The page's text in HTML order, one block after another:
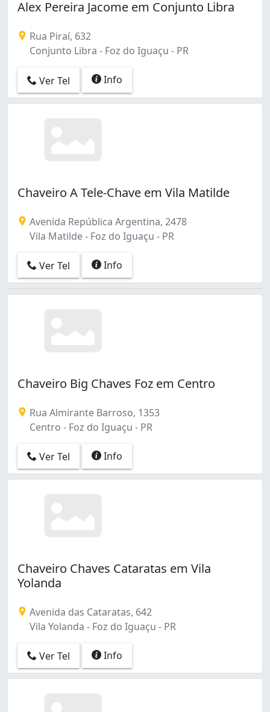
Alex Pereira Jacome em Conjunto Libra
Rua Piraí, 632
Conjunto Libra - Foz do Iguaçu - PR
Ver Tel Info
Chaveiro A Tele-Chave em Vila Matilde
Avenida República Argentina, 2478
Vila Matilde - Foz do Iguaçu - PR
Ver Tel Info
Chaveiro Big Chaves Foz em Centro
Rua Almirante Barroso, 1353
Centro - Foz do Iguaçu - PR
Ver Tel Info
Chaveiro Chaves Cataratas em Vila
Yolanda
Avenida das Cataratas, 642
Vila Yolanda - Foz do Iguaçu - PR
Ver Tel Info